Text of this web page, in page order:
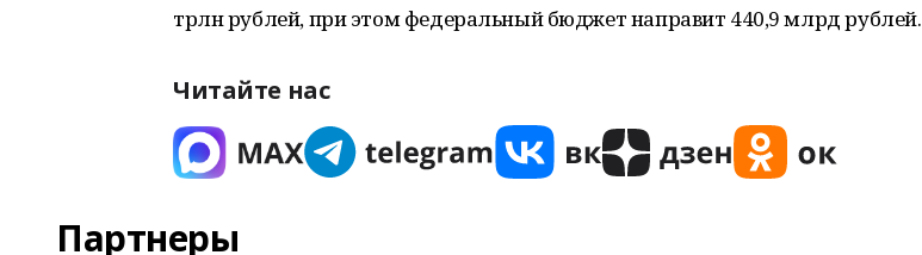
трлн рублей, при этом федеральный бюджет направит 440,9 млрд рублей.
Читайте нас
Партнеры